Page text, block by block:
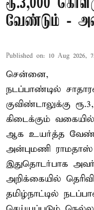
ரூ.3,000
வேண்டும் -
Published on: 10 Aug 2026,
சென்னை,
நடப்பாண்டில்
குவிண்டாலுக்கு
கிடைக்கும்
ஆக உயர்த்த
அன்புமணி ராமதாஸ்
இதுதொடர்பாக
அறிக்கையில்
தமிழ்நாட்டில்